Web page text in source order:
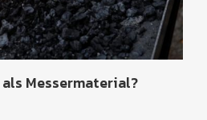
Messermaterial?